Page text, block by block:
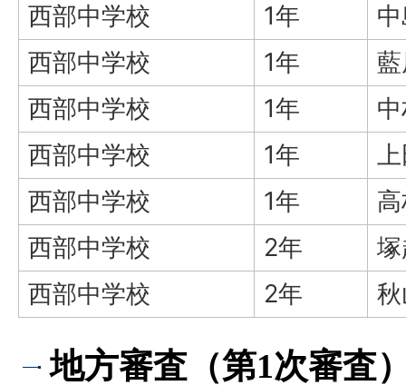
西部中学校
1年
西部中学校
1年
西部中学校
1年
西部中学校
1年
西部中学校
1年
西部中学校
2年
西部中学校
2年
地方審査（第1次審査